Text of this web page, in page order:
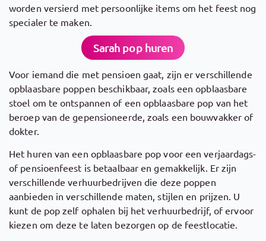
worden versierd met persoonlijke items om het feest nog
specialer te maken.
Sarah pop huren
Voor iemand die met pensioen gaat, zijn er verschillende
opblaasbare poppen beschikbaar, zoals een opblaasbare
stoel om te ontspannen of een opblaasbare pop van het
beroep van de gepensioneerde, zoals een bouwvakker of
dokter.
Het huren van een opblaasbare pop voor een verjaardags-
of pensioenfeest is betaalbaar en gemakkelijk. Er zijn
verschillende verhuurbedrijven die deze poppen
aanbieden in verschillende maten, stijlen en prijzen. U
kunt de pop zelf ophalen bij het verhuurbedrijf, of ervoor
kiezen om deze te laten bezorgen op de feestlocatie.